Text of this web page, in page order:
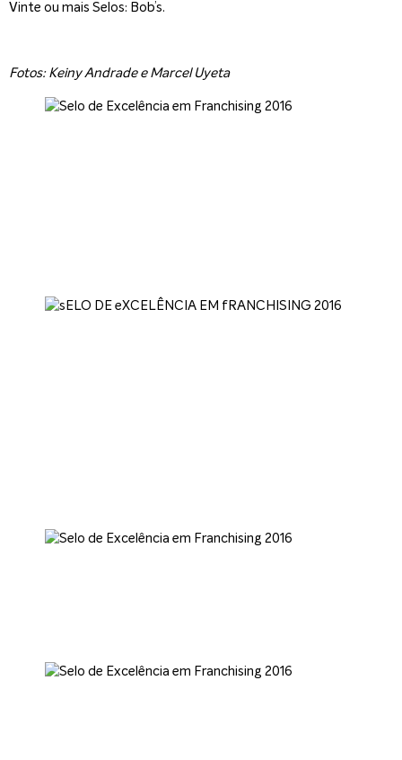
Vinte ou mais Selos: Bob’s.
Fotos: Keiny Andrade e Marcel Uyeta